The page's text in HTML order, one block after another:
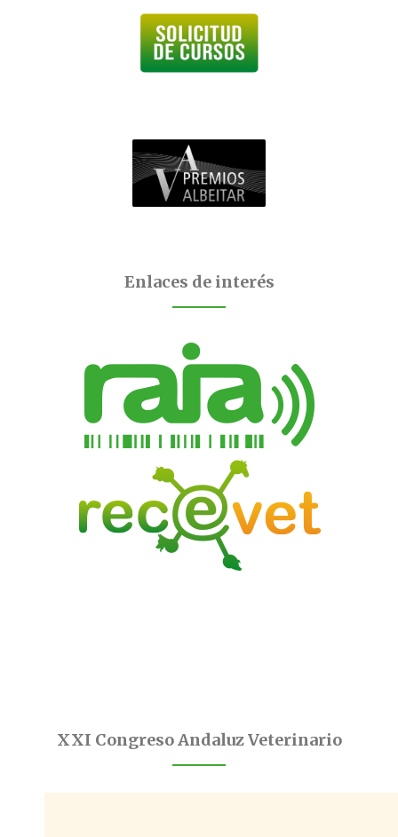
Enlaces de interés
XXI Congreso Andaluz Veterinario